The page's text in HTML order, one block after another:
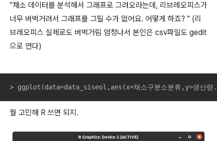
"채소 데이터를 분석해서 그래프로 그려오라는데, 리브레오피스가
너무 버벅거려서 그래프를 그릴 수가 없어요. 어떻게 하죠? " (리
브레오피스 실제로도 버벅거림 엄청나서 본인은 csv파일도 gedit
으로 연다)
> ggplot(data=data_siseol,aes(x=채소구분소분류,y=생
뭘 고민해 R 쓰면 되지.